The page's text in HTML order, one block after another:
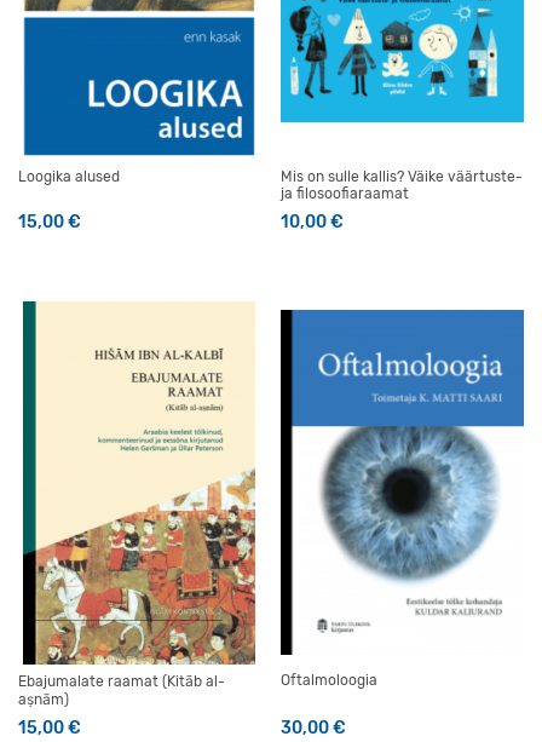
Loogika alused
15,00€
Mis on sulle kallis? Väike väärtuste-
ja filosoofiaraamat
10,00€
Ebajumalate raamat (Kitāb al-
aṣnām)
15,00€
Oftalmoloogia
30,00€